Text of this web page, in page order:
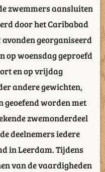
zwemmers aansluiten
door het Caribabad
avonden georganiseerd
op woensdag geproefd
en op vrijdag
andere gewichten,
geoefend worden met
zwemonderdeel
deelnemers iedere
in Leerdam. Tijdens
van de vaardigheden